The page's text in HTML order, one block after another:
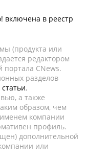
включена в реестр
(продукта или
редактором
портала CNews.
разделов
статьи,
а также
образом, чем
компании
профиль.
дополнительной
или